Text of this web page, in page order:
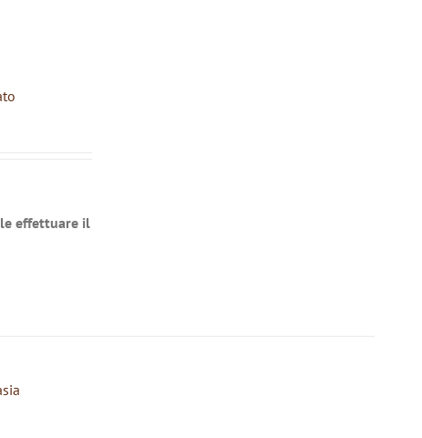
effettuare il